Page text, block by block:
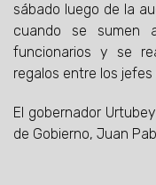
sábado luego de la
cuando se sumen
funcionarios y se
regalos entre los
El gobernador
de Gobierno, Juan